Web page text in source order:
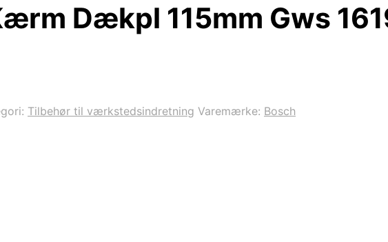
Dækpl 115mm Gws
Tilbehør til værkstedsindretning Varemærke: Bosch